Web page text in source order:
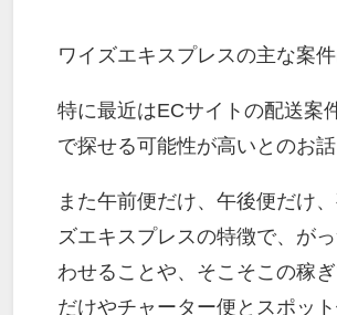
ワイズエキスプレスの主な案
特に最近はECサイトの配送案
で探せる可能性が高いとのお話
また午前便だけ、午後便だけ
ズエキスプレスの特徴で、が
わせることや、そこそこの稼
だけやチャーター便とスポッ